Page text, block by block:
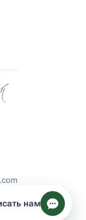
30
50
нам